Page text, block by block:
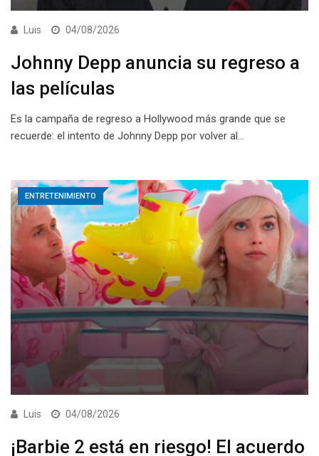
Luis 04/08/2026
Johnny Depp anuncia su regreso a
las películas
Es la campaña de regreso a Hollywood más grande que se
recuerde: el intento de Johnny Depp por volver al…
ENTRETENIMIENTO
Luis 04/08/2026
¡Barbie 2 está en riesgo! El acuerdo